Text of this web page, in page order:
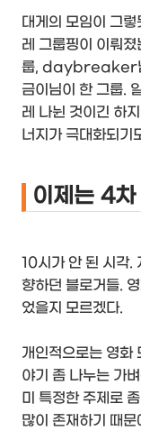
대게의 모임이 그
레 그룹핑이 이뤄
룹, daybreaker
금이님이 한 그룹.
레 나뉜 것이긴 하
너지가 극대화되기
이제는 4
10시가 안 된 시각.
향하던 블로거들.
었을지 모르겠다.
개인적으로는 영화
야기 좀 나누는 가
미 특정한 주제로
많이 존재하기 때